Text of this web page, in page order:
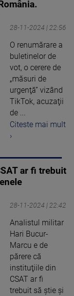
28-11-2024 | 22:56
O renumărare a
buletinelor de
vot, o cerere de
„măsuri de
urgenţă” vizând
TikTok, acuzaţii
de ...
Citeste mai mult
›
ar fi trebuit
28-11-2024 | 22:42
Analistul militar
Hari Bucur-
Marcu e de
părere că
instituţiile din
CSAT ar fi
trebuit să ştie şi